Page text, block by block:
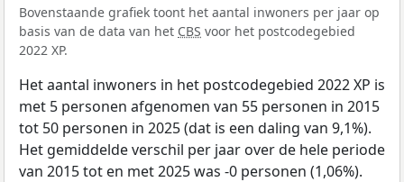
Bovenstaande grafiek toont het aantal inwoners per jaar op
basis van de data van het CBS voor het postcodegebied
2022 XP.
Het aantal inwoners in het postcodegebied 2022 XP is
met 5 personen afgenomen van 55 personen in 2015
tot 50 personen in 2025 (dat is een daling van 9,1%).
Het gemiddelde verschil per jaar over de hele periode
van 2015 tot en met 2025 was -0 personen (1,06%).